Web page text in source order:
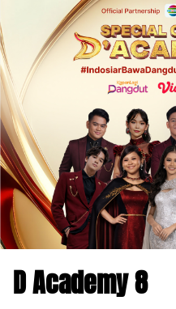
D Academy 8